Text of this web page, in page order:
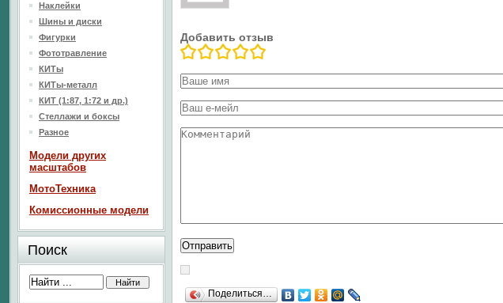
Добавить отзыв
Поделиться…
Наклейки
Шины и диски
Фигурки
Фототравление
КИТы
КИТы-металл
КИТ (1:87, 1:72 и др.)
Стеллажи и боксы
Разное
Модели других
масштабов
МотоТехника
Комиссионные модели
Поиск